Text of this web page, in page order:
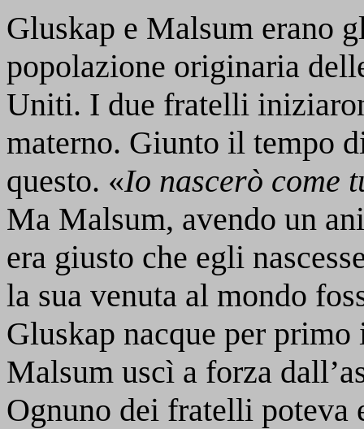
Gluskap e Malsum erano
popolazione originaria
Uniti. I due fratelli
materno. Giunto il tempo
questo. «Io nascerò come
Ma Malsum, avendo un
era giusto che egli
la sua venuta al mondo
Gluskap nacque per
Malsum uscì a forza
Ognuno dei fratelli poteva